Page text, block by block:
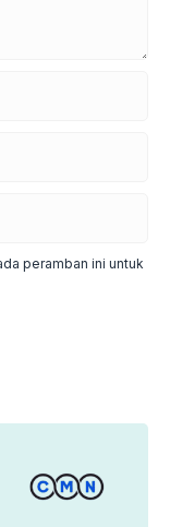
peramban ini untuk